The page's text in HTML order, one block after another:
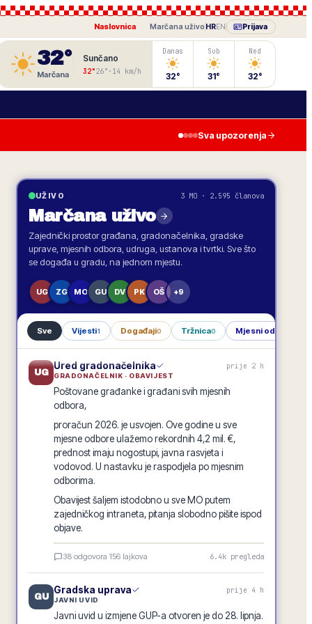
Naslovnica Marčana uživo HREN Prijava
32°
Marčana
Sunčano
32°26° · 14 km/h
Danas
32°
Sub
31°
Ned
32°
Sva upozorenja
UŽIVO 3 MO · 2.595 članova
Marčanauživo
Zajednički prostor građana, gradonačelnika, gradske
uprave, mjesnih odbora, udruga, ustanova i tvrtki. Sve što
se događa u gradu, na jednom mjestu.
UG ZG MO GU DV PK OŠ +9
Sve Vijesti1 Događaji0 Tržnica0 Mjesni odbori
UG
Ured gradonačelnika prije 2 h
GRADONAČELNIK · OBAVIJEST
Poštovane građanke i građani svih mjesnih
odbora,
proračun 2026. je usvojen. Ove godine u sve
mjesne odbore ulažemo rekordnih 4,2 mil. €,
prednost imaju nogostupi, javna rasvjeta i
vodovod. U nastavku je raspodjela po mjesnim
odborima.
Obavijest šaljem istodobno u sve MO putem
zajedničkog intraneta, pitanja slobodno pišite ispod
objave.
GRADSKA OBAVIJEST
38 odgovora·156 lajkova 6.4k pregleda
GU
Gradska uprava prije 4 h
JAVNI UVID
Javni uvid u izmjene GUP-a otvoren je do 28. lipnja.